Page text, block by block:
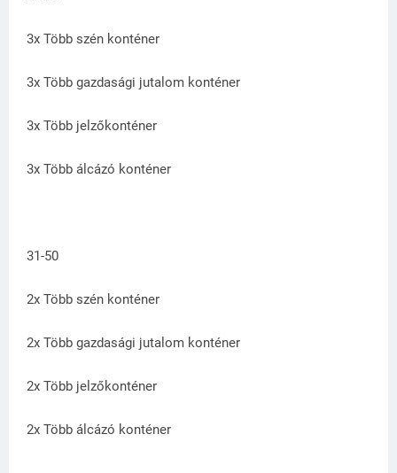
3x Több szén konténer
3x Több gazdasági jutalom konténer
3x Több jelzőkonténer
3x Több álcázó konténer
31-50
2x Több szén konténer
2x Több gazdasági jutalom konténer
2x Több jelzőkonténer
2x Több álcázó konténer